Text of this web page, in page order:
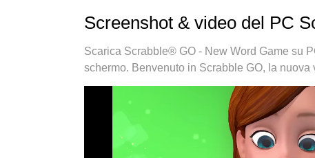
Game su PC. Realizzato sulla base della
multi-instanza che permette di giocare con 2
il nostro esclusivo motore di emulazione può
Screenshot & video del PC
Scarica Scrabble® GO - New Word Game su
schermo. Benvenuto in Scrabble GO, la